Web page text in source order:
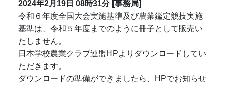
2024年2月19日 08時31分 [事務局]
令和６年度全国大会実施基準及び農業鑑定競技実施
基準は、令和５年度までのように冊子として販売い
たしません。
日本学校農業クラブ連盟HPよりダウンロードしてい
ただきます。
ダウンロードの準備ができましたら、HPでお知らせ